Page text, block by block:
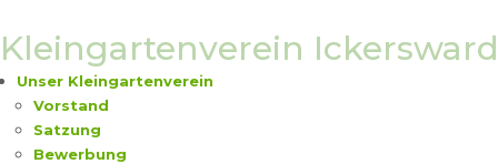
to
content
Kleingartenverein Ickersward
Unser Kleingartenverein
Vorstand
Satzung
Bewerbung